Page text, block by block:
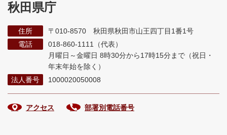
秋田県庁
住所
〒010-8570 秋田県秋田市山王四丁目1番1号
電話
018-860-1111（代表）
月曜日～金曜日 8時30分から17時15分まで （祝日・
年末年始を除く）
法人番号
1000020050008
アクセス 部署別電話番号